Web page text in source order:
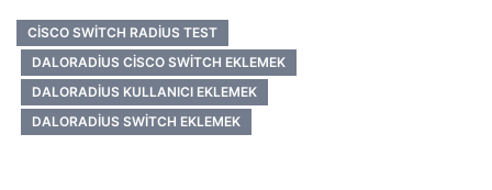
CISCO SWITCH RADIUS TEST
DALORADIUS CISCO SWITCH EKLEMEK
DALORADIUS KULLANICI EKLEMEK
DALORADIUS SWITCH EKLEMEK